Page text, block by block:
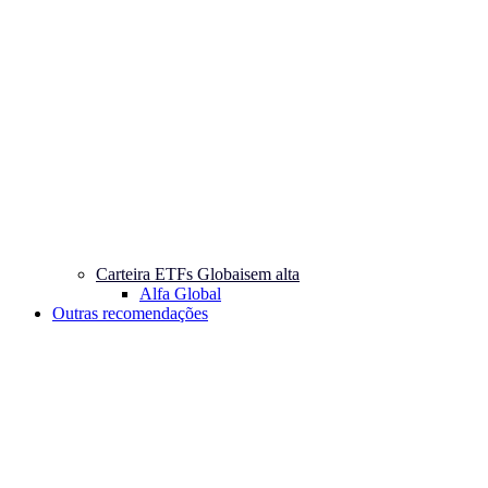
Carteira ETFs Globaisem alta
Alfa Global
Outras recomendações